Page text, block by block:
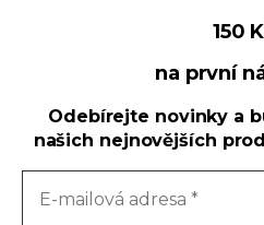
Spravovat
Používáme cookies k optimalizaci
služeb.
Tipy pro WordPress
WPlama.cz: WordPress návody
150
na první
Odebírejte novinky a
našich nejnovějších